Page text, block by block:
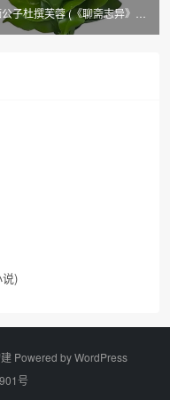
子杜撰芙蓉 (《聊斋志异》篇
)
Powered byWordPress
号